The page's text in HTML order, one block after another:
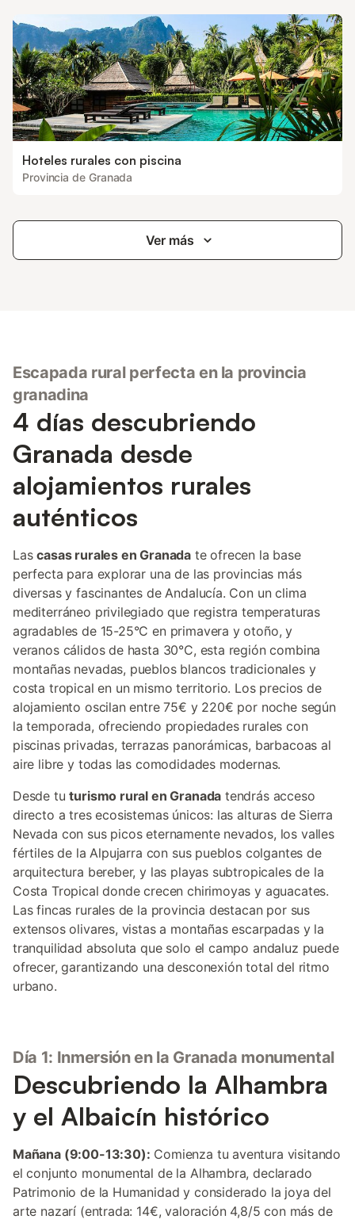
Hoteles rurales con piscina
Provincia de Granada
Ver más
Escapada rural perfecta en la provincia
granadina
4 días descubriendo
Granada desde
alojamientos rurales
auténticos
Lascasas rurales en Granada te ofrecen la base
perfecta para explorar una de las provincias más
diversas y fascinantes de Andalucía. Con un clima
mediterráneo privilegiado que registra temperaturas
agradables de 15-25°C en primavera y otoño, y
veranos cálidos de hasta 30°C, esta región combina
montañas nevadas, pueblos blancos tradicionales y
costa tropical en un mismo territorio. Los precios de
alojamiento oscilan entre 75€ y 220€ por noche según
la temporada, ofreciendo propiedades rurales con
piscinas privadas, terrazas panorámicas, barbacoas al
aire libre y todas las comodidades modernas.
Desde tuturismo rural en Granada tendrás acceso
directo a tres ecosistemas únicos: las alturas de Sierra
Nevada con sus picos eternamente nevados, los valles
fértiles de la Alpujarra con sus pueblos colgantes de
arquitectura bereber, y las playas subtropicales de la
Costa Tropical donde crecen chirimoyas y aguacates.
Las fincas rurales de la provincia destacan por sus
extensos olivares, vistas a montañas escarpadas y la
tranquilidad absoluta que solo el campo andaluz puede
ofrecer, garantizando una desconexión total del ritmo
urbano.
Día 1: Inmersión en la Granada monumental
Descubriendo la Alhambra
y el Albaicín histórico
Mañana (9:00-13:30): Comienza tu aventura visitando
el conjunto monumental de la Alhambra, declarado
Patrimonio de la Humanidad y considerado la joya del
arte nazarí (entrada: 14€, valoración 4,8/5 con más de